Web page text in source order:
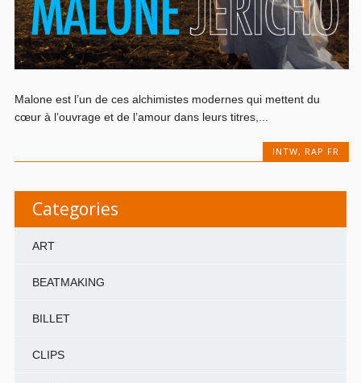
Malone est l’un de ces alchimistes modernes qui mettent du
cœur à l’ouvrage et de l’amour dans leurs titres,...
INTW, RAP FR
Categories
ART
BEATMAKING
BILLET
CLIPS